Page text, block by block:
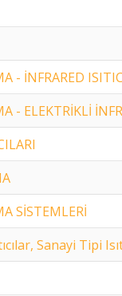
- İNFRARED
- ELEKTRİKLİ
SİSTEMLERİ
Sanayi Tipi